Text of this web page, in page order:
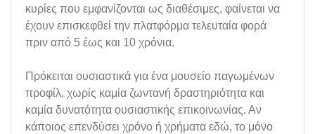
κυρίες που εμφανίζονται ως διαθέσιμες, φαίνεται να
έχουν επισκεφθεί την πλατφόρμα τελευταία φορά
πριν από 5 έως και 10 χρόνια.
Πρόκειται ουσιαστικά για ένα μουσείο παγωμένων
προφίλ, χωρίς καμία ζωντανή δραστηριότητα και
καμία δυνατότητα ουσιαστικής επικοινωνίας. Αν
κάποιος επενδύσει χρόνο ή χρήματα εδώ, το μόνο